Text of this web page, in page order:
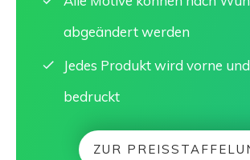
abgeändert werden
Jedes Produkt wird vorne
bedruckt
ZUR